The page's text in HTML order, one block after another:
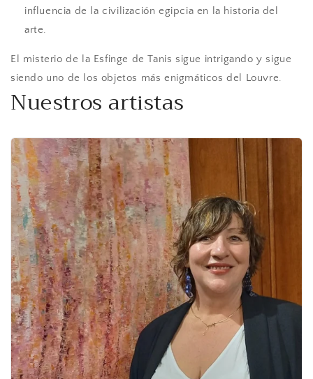
influencia de la civilización egipcia en la historia del
arte.
El misterio de la Esfinge de Tanis sigue intrigando y sigue
siendo uno de los objetos más enigmáticos del Louvre.
Nuestros artistas